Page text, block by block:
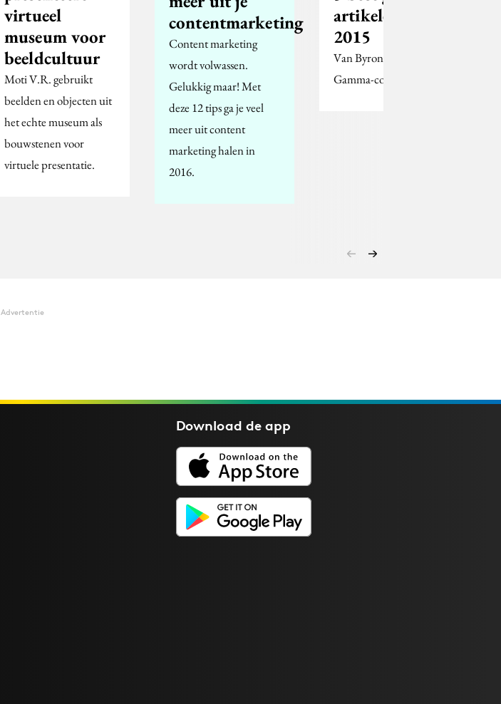
virtueel
museum voor
beeldcultuur
Moti V.R. gebruikt
beelden en objecten uit
het echte museum als
bouwstenen voor
virtuele presentatie.
contentmarketing
Content marketing
wordt volwassen.
Gelukkig maar! Met
deze 12 tips ga je veel
meer uit content
marketing halen in
2016.
artikelen in
2015
Van Byron Sharp tot
Gamma-commercial.
Advertentie
Download deapp